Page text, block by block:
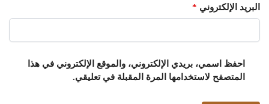
البريد الإلكتروني *
احفظ اسمي، بريدي الإلكتروني، والموقع الإلكتروني في هذا
المتصفح لاستخدامها المرة المقبلة في تعليقي.